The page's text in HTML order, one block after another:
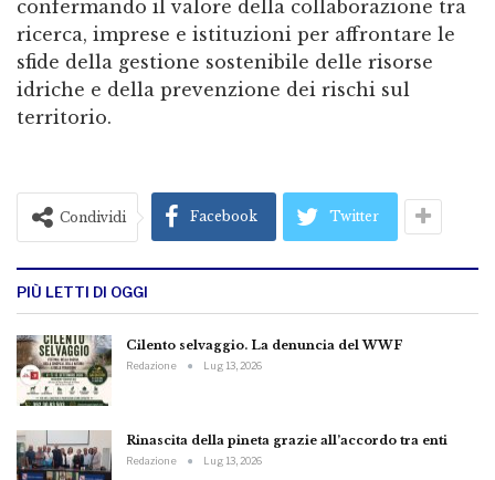
confermando il valore della collaborazione tra
ricerca, imprese e istituzioni per affrontare le
sfide della gestione sostenibile delle risorse
idriche e della prevenzione dei rischi sul
territorio.
Condividi Facebook Twitter
PIÙ LETTI DI OGGI
Cilento selvaggio. La denuncia del WWF
Redazione Lug 13, 2026
Rinascita della pineta grazie all’accordo tra enti
Redazione Lug 13, 2026